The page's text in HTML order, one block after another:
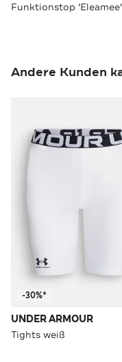
Andere Kunden
-30%*
UNDER ARMOUR
Tights weiß